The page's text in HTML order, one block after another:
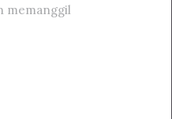
memanggil